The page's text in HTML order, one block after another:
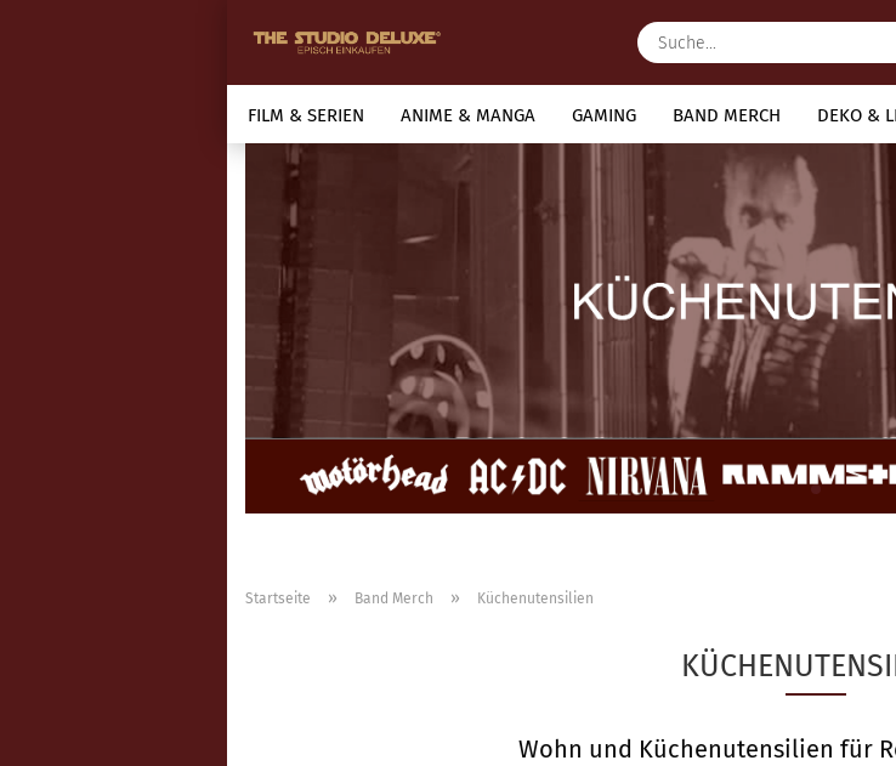
FILM & SERIEN ANIME & MANGA GAMING BAND MERCH DEKO &
Startseite » Band Merch » Küchenutensilien
Wohn und Küchenutensilien für